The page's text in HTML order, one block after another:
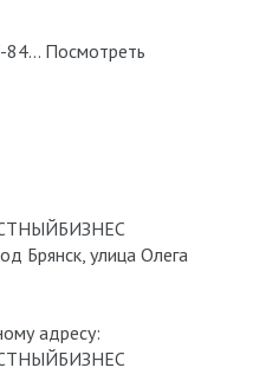
84… Посмотреть
Брянск, улица Олега
адресу: